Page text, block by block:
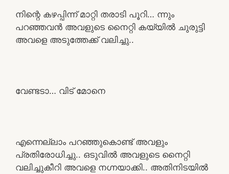
നിന്റെ കഴപ്പിന്ന് മാറ്റി തരാടി പൂറി… ന്നും
പറഞ്ഞവൻ അവളുടെ നൈറ്റി കയ്യിൽ ചുരുട്ടി
അവളെ അടുത്തേക്ക് വലിച്ചു..
വേണ്ടടാ… വിട് മോനെ
എന്നെല്ലാം പറഞ്ഞുകൊണ്ട് അവളും
പ്രതിരോധിച്ചു.. ഒടുവിൽ അവളുടെ നൈറ്റി
വലിച്ചുകീറി അവളെ നഗ്നയാക്കി.. അതിനിടയിൽ